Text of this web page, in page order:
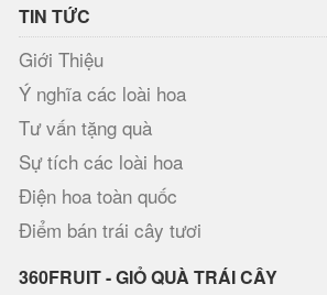
TIN TỨC
Giới Thiệu
Ý nghĩa các loài hoa
Tư vấn tặng quà
Sự tích các loài hoa
Điện hoa toàn quốc
Điểm bán trái cây tươi
360FRUIT - GIỎ QUÀ TRÁI CÂY